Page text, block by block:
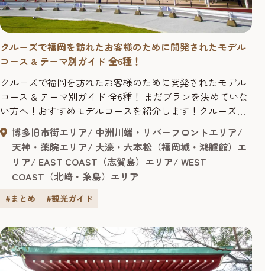
クルーズで福岡を訪れたお客様のために開発されたモデル
コース & テーマ別ガイド 全6種！
クルーズで福岡を訪れたお客様のために開発されたモデル
コース & テーマ別ガイド 全6種！ まだプランを決めていな
い方へ！おすすめモデルコースを紹介します！クルーズ以
外の方もぜひご活用ください！
博多旧市街エリア
中洲川端・リバーフロントエリア
天神・薬院エリア
大濠・六本松（福岡城・鴻臚館）エ
リア
EAST COAST（志賀島）エリア
WEST
COAST（北﨑・糸島）エリア
#まとめ #観光ガイド